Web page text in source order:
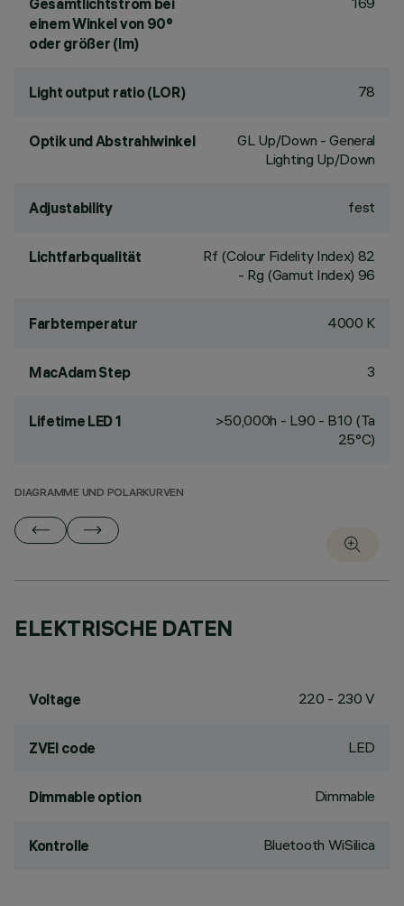
Gesamtlichtstrom bei
einem Winkel von 90°
oder größer (lm)
Light output ratio (LOR) 78
Optik und Abstrahlwinkel
GL Up/Down - General
Lighting Up/Down
Adjustability fest
Lichtfarbqualität
Rf (Colour Fidelity Index) 82
- Rg (Gamut Index) 96
Farbtemperatur 4000 K
MacAdam Step 3
Lifetime LED 1
>50,000h - L90 - B10 (Ta
25°C)
DIAGRAMME UND POLARKURVEN
ELEKTRISCHE DATEN
Voltage 220 - 230 V
ZVEI code LED
Dimmable option Dimmable
Kontrolle Bluetooth WiSilica